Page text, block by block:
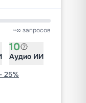
~∞ запросов
10
Аудио ИИ
25%